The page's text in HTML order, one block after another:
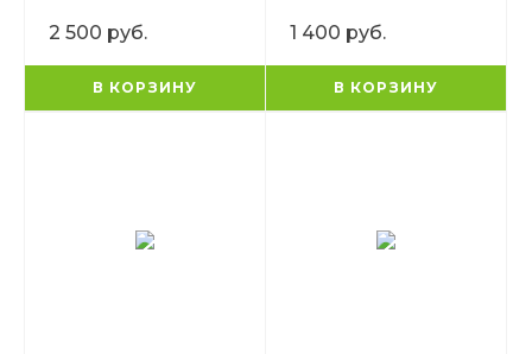
2 500 руб.
В КОРЗИНУ
1 400 руб.
В КОРЗИНУ